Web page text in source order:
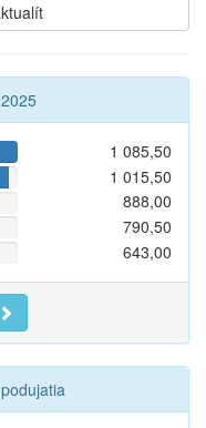
1 085,50
1 015,50
888,00
790,50
643,00